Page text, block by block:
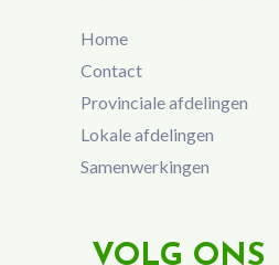
Home
Contact
Provinciale afdelingen
Lokale afdelingen
Samenwerkingen
VOLG ONS